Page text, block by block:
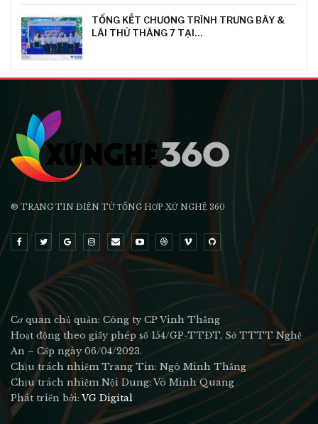
TỔNG KẾT CHƯƠNG TRÌNH TRƯNG BÀY &
LÁI THỬ THÁNG 7 TẠI…
® TRANG TIN ĐIỆN TỬ ТỔNG HỢP XỨ NGHỆ 360
Cơ quan chủ quản: Công ty CP Vinh Thắng
Hoạt động theo giấy phép số 154/GP-TTĐT, Sở TTTT Nghệ
An – Cấp ngày 06/04/2023.
Chịu trách nhiệm Trang Tin: Ngô Minh Thắng
Chịu trách nhiệm Nội Dung: Võ Minh Quang
Phát triển bởi:VG Digital